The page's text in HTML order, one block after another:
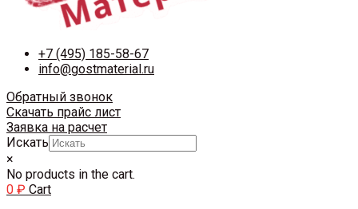
+7 (495) 185-58-67
info@gostmaterial.ru
Обратный звонок
Скачать прайс лист
Заявка на расчет
Искать
×
No products in the cart.
0 ₽ Cart